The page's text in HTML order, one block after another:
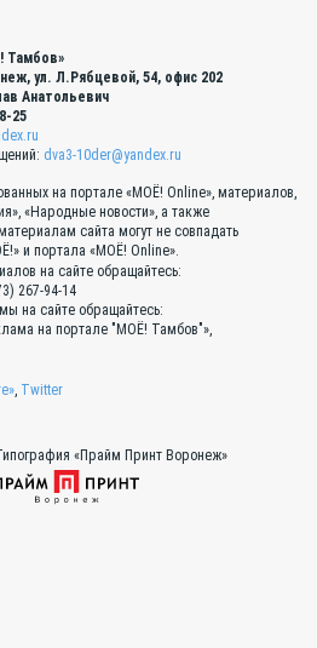
Тамбов»
ул. Л.Рябцевой, 54, офис 202
Анатольевич
25
dva3-10der@yandex.ru
на портале «МОЁ! Online», материалов,
«Народные новости», а также
сайта могут не совпадать
и портала «МОЁ! Online».
на сайте обращайтесь:
267-94-14
на сайте обращайтесь:
на портале "МОЁ! Тамбов"»,
, Twitter
«Прайм Принт Воронеж»